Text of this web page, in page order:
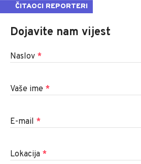
ČITAOCI REPORTERI
Dojavite nam vijest
Naslov *
Vaše ime *
E-mail *
Lokacija *